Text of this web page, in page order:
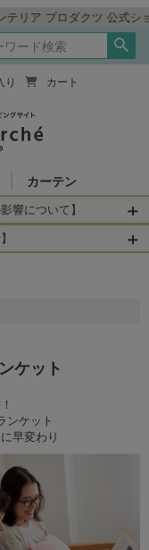
公式ショッピングサイト
り カート
カーテン
響について】
られた方々に深く
により、現在、一
が生じておりま
】
より、対象地域や
います。
が、何卒ご理解賜
日(日)
ら順次送信させて
業期間中のご注文
ります。
ら
ケット
ンケット
早変わり